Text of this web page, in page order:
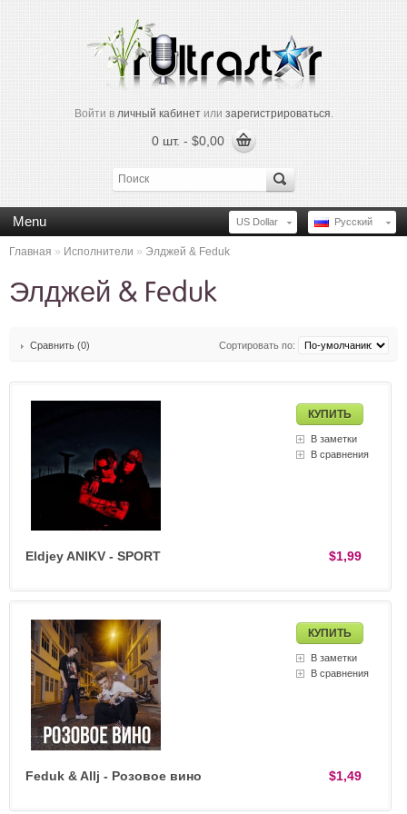
Войти в личный кабинетили зарегистрироваться.
0 шт. - $0,00
Русский
US Dollar
Menu
Главная » Исполнители » Элджей & Feduk
Элджей & Feduk
Сравнить (0) Сортировать по:
В заметки
В сравнения
$1,99
Eldjey ANIKV - SPORT
В заметки
В сравнения
$1,49
Feduk & Allj - Розовое вино